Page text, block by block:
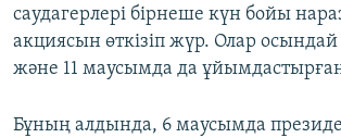
саудагерлері бірнеше күн бойы
акциясын өткізіп жүр. Олар
және 11 маусымда да
Бұның алдында, 6 маусымда